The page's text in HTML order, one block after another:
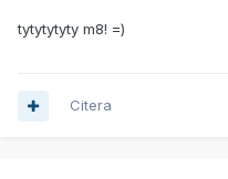
tytytytyty m8! =)
Citera